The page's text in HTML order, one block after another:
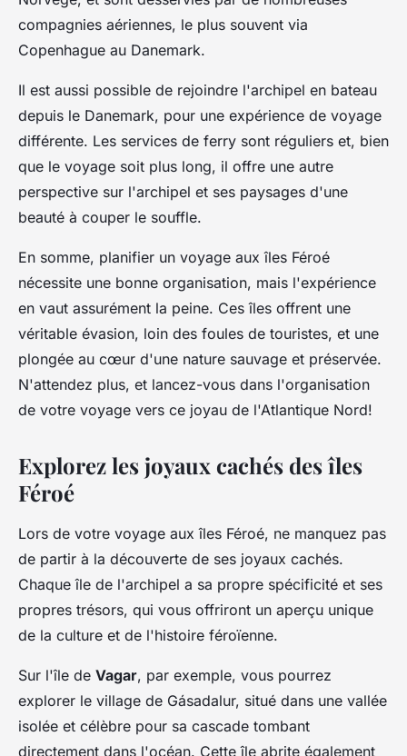
compagnies aériennes, le plus souvent via
Copenhague au Danemark.
Il est aussi possible de rejoindre l'archipel en bateau
depuis le Danemark, pour une expérience de voyage
différente. Les services de ferry sont réguliers et, bien
que le voyage soit plus long, il offre une autre
perspective sur l'archipel et ses paysages d'une
beauté à couper le souffle.
En somme, planifier un voyage aux îles Féroé
nécessite une bonne organisation, mais l'expérience
en vaut assurément la peine. Ces îles offrent une
véritable évasion, loin des foules de touristes, et une
plongée au cœur d'une nature sauvage et préservée.
N'attendez plus, et lancez-vous dans l'organisation
de votre voyage vers ce joyau de l'Atlantique Nord!
Explorez les joyaux cachés des îles
Féroé
Lors de votre voyage aux îles Féroé, ne manquez pas
de partir à la découverte de ses joyaux cachés.
Chaque île de l'archipel a sa propre spécificité et ses
propres trésors, qui vous offriront un aperçu unique
de la culture et de l'histoire féroïenne.
Sur l'île de Vagar, par exemple, vous pourrez
explorer le village de Gásadalur, situé dans une vallée
isolée et célèbre pour sa cascade tombant
directement dans l'océan. Cette île abrite également